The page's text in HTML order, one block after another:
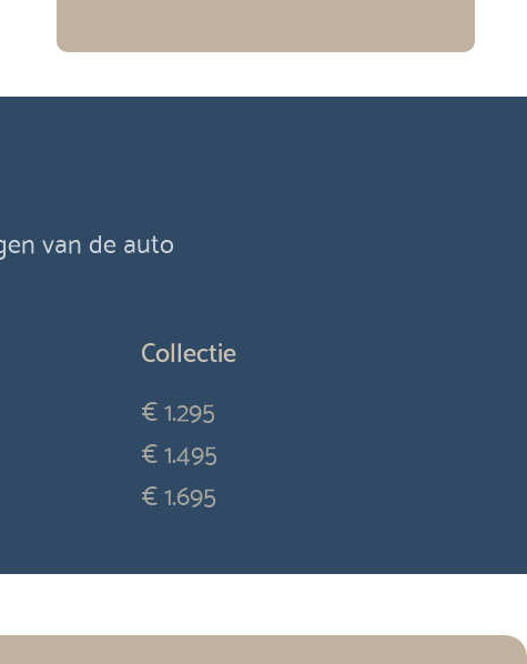
van de auto
Collectie
€ 1.295
€ 1.495
€ 1.695